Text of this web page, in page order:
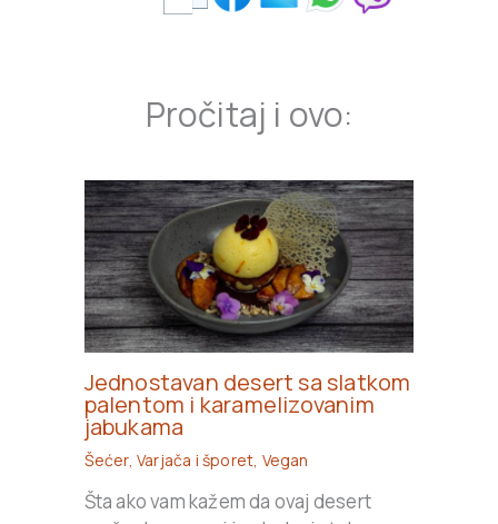
Pročitaj i ovo:
Jednostavan desert sa slatkom
palentom i karamelizovanim
jabukama
Šećer,Varjača i šporet, Vegan
Šta ako vam kažem da ovaj desert